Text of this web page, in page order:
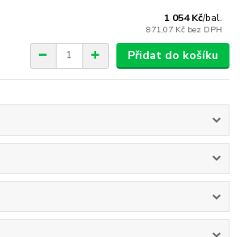
1 054 Kč/bal.
871,07 Kč bez DPH
Přidat do košíku